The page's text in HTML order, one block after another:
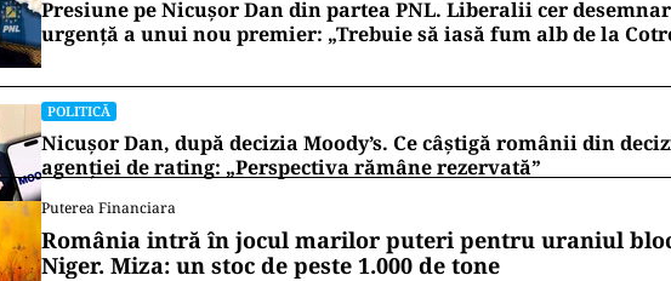
Presiune pe Nicușor Dan din partea PNL. Liberalii cer
urgență a unui nou premier: „Trebuie să iasă fum alb de la
POLITICĂ
Nicușor Dan, după decizia Moody’s. Ce câștigă românii din
agenției de rating: „Perspectiva rămâne rezervată”
Puterea Financiara
România intră în jocul marilor puteri pentru uraniul
Niger. Miza: un stoc de peste 1.000 de tone